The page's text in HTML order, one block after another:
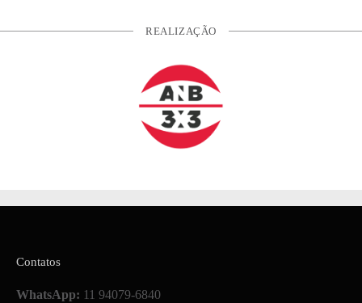
REALIZAÇÃO
Contatos
WhatsApp: 11 94079-6840